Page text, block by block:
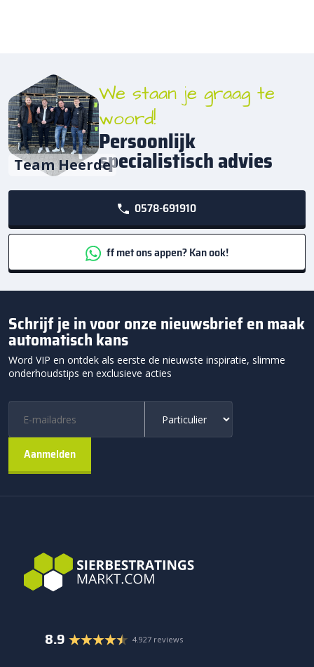
Team Heerde
We staan je graag te
woord!
Persoonlijk
specialistisch advies
0578-691910
ff met ons appen? Kan ook!
Schrijf je in voor onze nieuwsbrief en maak
automatisch kans
Word VIP en ontdek als eerste de nieuwste inspiratie, slimme
onderhoudstips en exclusieve acties
8.9 4.927 reviews